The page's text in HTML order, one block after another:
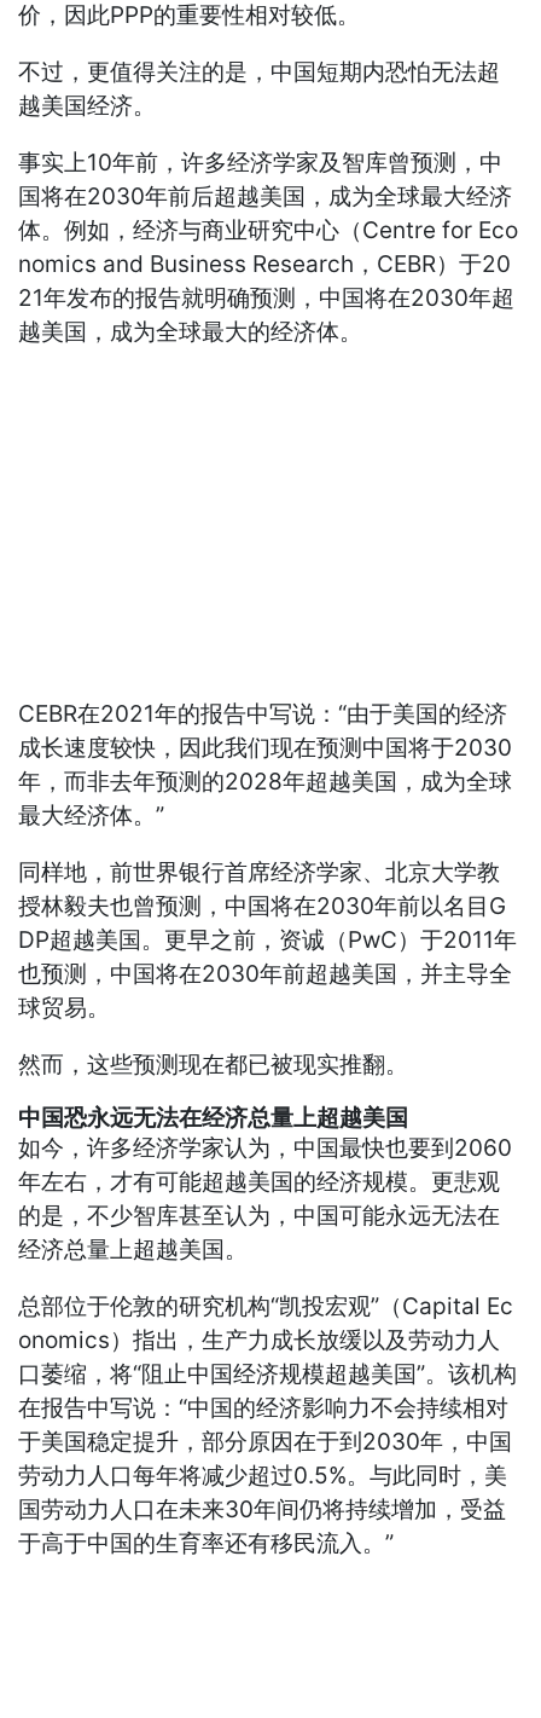
价，因此PPP的重要性相对较低。
不过，更值得关注的是，中国短期内恐怕无法超
越美国经济。
事实上10年前，许多经济学家及智库曾预测，中
国将在2030年前后超越美国，成为全球最大经济
体。例如，经济与商业研究中心（Centre for Eco
nomics and Business Research，CEBR）于20
21年发布的报告就明确预测，中国将在2030年超
越美国，成为全球最大的经济体。
CEBR在2021年的报告中写说：“由于美国的经济
成长速度较快，因此我们现在预测中国将于2030
年，而非去年预测的2028年超越美国，成为全球
最大经济体。”
同样地，前世界银行首席经济学家、北京大学教
授林毅夫也曾预测，中国将在2030年前以名目G
DP超越美国。更早之前，资诚（PwC）于2011年
也预测，中国将在2030年前超越美国，并主导全
球贸易。
然而，这些预测现在都已被现实推翻。
中国恐永远无法在经济总量上超越美国
如今，许多经济学家认为，中国最快也要到2060
年左右，才有可能超越美国的经济规模。更悲观
的是，不少智库甚至认为，中国可能永远无法在
经济总量上超越美国。
总部位于伦敦的研究机构“凯投宏观”（Capital Ec
onomics）指出，生产力成长放缓以及劳动力人
口萎缩，将“阻止中国经济规模超越美国”。该机构
在报告中写说：“中国的经济影响力不会持续相对
于美国稳定提升，部分原因在于到2030年，中国
劳动力人口每年将减少超过0.5%。与此同时，美
国劳动力人口在未来30年间仍将持续增加，受益
于高于中国的生育率还有移民流入。”